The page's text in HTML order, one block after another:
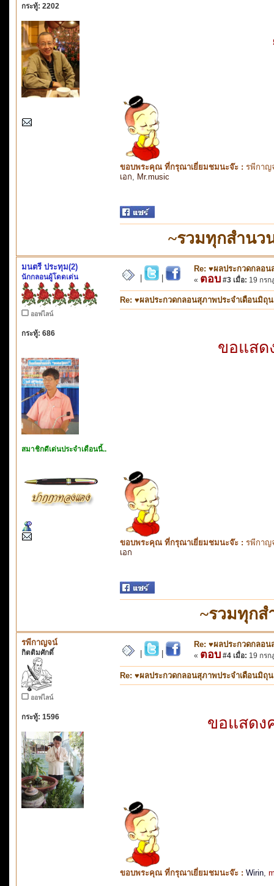
กระทู้: 2202
ขอบพระคุณ ที่กรุณาเยี่ยมชมนะจ๊ะ : รพีกาญ
เอก
Mr.music
~รวมทุกสำนว
มนตรี ประทุม(2)
นักกลอนผู้โดดเด่น
ออฟไลน์
กระทู้: 686
สมาชิกดีเด่นประจำเดือนนี้..
Re: ♥ผลประกวดกลอ
« ตอบ #3 เมื่อ: 19 กร
Re: ♥ผลประกวดกลอนสุภาพประจำเดือน
ขอแสด
ขอบพระคุณ ที่กรุณาเยี่ยมชมนะจ๊ะ : รพีกาญ
เอก
~รวมทุก
รพีกาญจน์
กิตติมศักดิ์
ออฟไลน์
กระทู้: 1596
Re: ♥ผลประกวดกลอ
« ตอบ #4 เมื่อ: 19 กร
Re: ♥ผลประกวดกลอนสุภาพประจำเดือน
ขอแสดง
ขอบพระคุณ ที่กรุณาเยี่ยมชมนะจ๊ะ : Wirin